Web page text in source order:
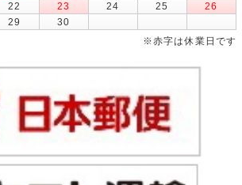
22 23 24 25
26
29
30
※赤字は休業日です